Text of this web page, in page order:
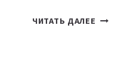
ЧИТАТЬ ДАЛЕЕ КАКОЙ